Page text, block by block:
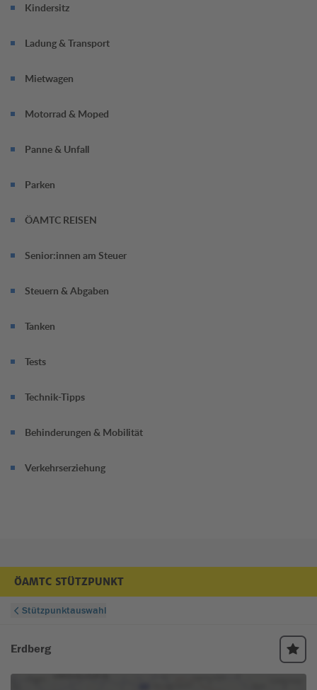
Kindersitz
Ladung & Transport
Mietwagen
Motorrad & Moped
Panne & Unfall
Parken
ÖAMTC REISEN
Senior:innen am Steuer
Steuern & Abgaben
Tanken
Tests
Technik-Tipps
Behinderungen & Mobilität
Verkehrserziehung
ÖAMTC STÜTZPUNKT